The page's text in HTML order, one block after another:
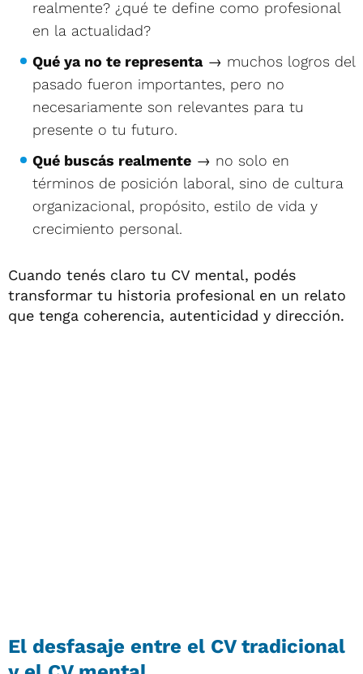
realmente? ¿qué te define como profesional
en la actualidad?
Qué ya no te representa→ muchos logros del
pasado fueron importantes, pero no
necesariamente son relevantes para tu
presente o tu futuro.
Qué buscás realmente → no solo en
términos de posición laboral, sino de cultura
organizacional, propósito, estilo de vida y
crecimiento personal.
Cuando tenés claro tu CV mental, podés
transformar tu historia profesional en un relato
que tenga coherencia, autenticidad y dirección.
El desfasaje entre el CV tradicional